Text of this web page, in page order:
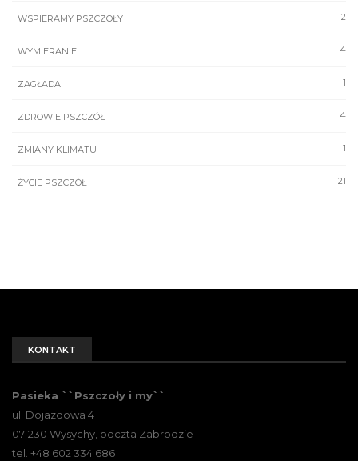
12
WSPIERAMY PSZCZOŁY
4
WYMIERANIE
1
ZAGŁADA
4
ZDROWIE PSZCZÓŁ
1
ZMIANY KLIMATU
21
ŻYCIE PSZCZÓŁ
KONTAKT
Pasieka ``Pszczoły i my``
ul. Dojazdowa 4
07-230 Wysychy, poczta Zabrodzie
tel. +48 602 334 686